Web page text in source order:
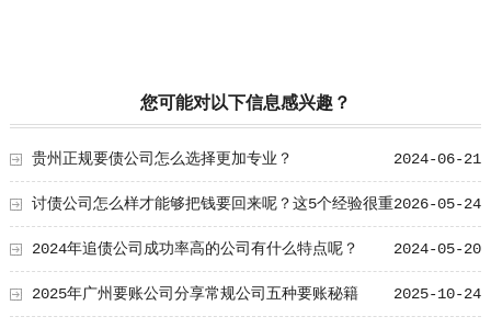
您可能对以下信息感兴趣？
2024-06-21
贵州正规要债公司怎么选择更加专业？
2026-05-24
讨债公司怎么样才能够把钱要回来呢？这5个经验很重
要！ 2024-05-20
2024年追债公司成功率高的公司有什么特点呢？
2025-10-24
2025年广州要账公司分享常规公司五种要账秘籍